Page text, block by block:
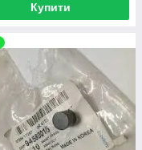
Купити